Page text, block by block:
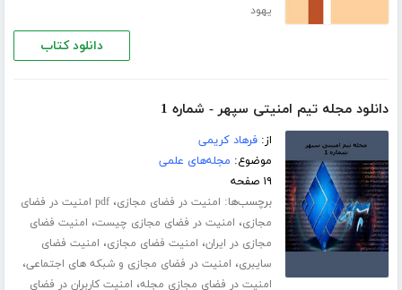
یهود
دانلود کتاب
دانلود مجله تیم امنیتی سپهر - شماره 1
از:فرهاد کریمی
موضوع: مجله‌های علمی
۱۹ صفحه
برچسب‌ها: امنیت در فضای مجازی،
pdf امنیت در فضای
مجازی، امنیت در فضای مجازی چیست، امنیت فضای
مجازی در ایران، امنیت فضای مجازی، امنیت فضای
سایبری، امنیت در فضای مجازی و شبکه های اجتماعی،
امنیت در فضای مجازی مجله، امنیت کاربران در فضای